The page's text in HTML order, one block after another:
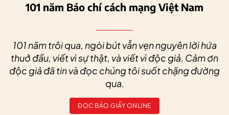
101 năm Báo chí cách mạng Việt Nam
101 năm trôi qua, ngòi bút vẫn vẹn nguyên lời hứa
thuở đầu, viết vì sự thật, và viết vì độc giả. Cảm ơn
độc giả đã tin và đọc chúng tôi suốt chặng đường
qua.
ĐỌC BÁO GIẤY ONLINE